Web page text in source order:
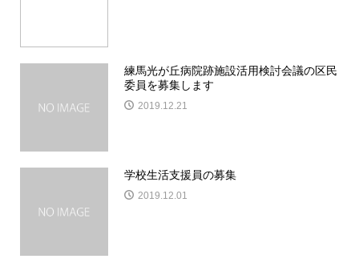
練馬光が丘病院跡施設活用検討会議の区民
委員を募集します
2019.12.21
学校生活支援員の募集
2019.12.01